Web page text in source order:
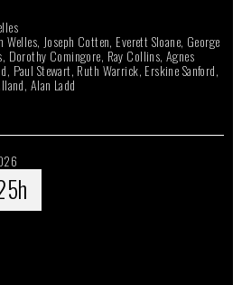
Welles, Joseph Cotten, Everett Sloane, George
Dorothy Comingore, Ray Collins, Agnes
Paul Stewart, Ruth Warrick, Erskine Sanford,
Alan Ladd